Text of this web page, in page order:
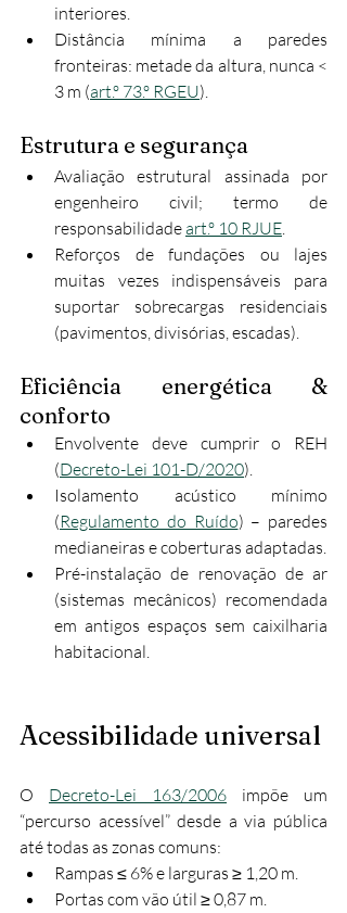
interiores.
Distância mínima a paredes
fronteiras: metade da altura, nunca <
3 m (art.º 73.º RGEU).
Estrutura e segurança
Avaliação estrutural assinada por
engenheiro civil; termo de
responsabilidade art.º 10 RJUE.
Reforços de fundações ou lajes
muitas vezes indispensáveis para
suportar sobrecargas residenciais
(pavimentos, divisórias, escadas).
Eficiência energética &
conforto
Envolvente deve cumprir o REH
(Decreto-Lei 101-D/2020).
Isolamento acústico mínimo
(Regulamento do Ruído) – paredes
medianeiras e coberturas adaptadas.
Pré-instalação de renovação de ar
(sistemas mecânicos) recomendada
em antigos espaços sem caixilharia
habitacional.
Acessibilidade universal
O Decreto-Lei 163/2006 impõe um
“percurso acessível” desde a via pública
até todas as zonas comuns:
Rampas ≤ 6% e larguras ≥ 1,20 m.
Portas com vão útil ≥ 0,87 m.